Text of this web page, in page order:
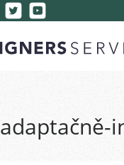
adaptačně-